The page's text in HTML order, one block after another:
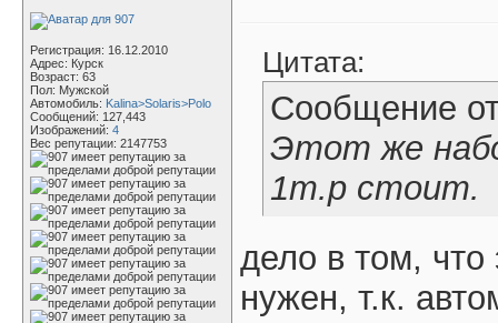
Регистрация: 16.12.2010
Адрес: Курск
Возраст: 63
Пол: Мужской
Автомобиль: Kalina>Solaris>Polo
Сообщений: 127,443
Изображений: 4
Вес репутации: 2147753
Цитата:
Сообщение
Этот же
1т.р стоит.
дело в том, что
нужен, т.к.